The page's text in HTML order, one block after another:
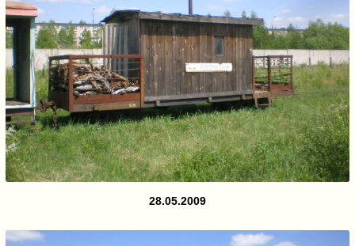
28.05.2009